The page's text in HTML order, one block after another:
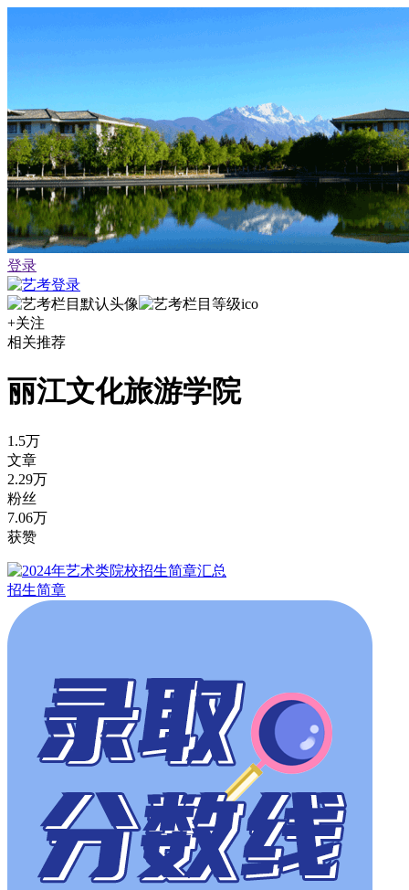
登录
+关注
相关推荐
丽江文化旅游学院
1.5万
文章
2.29万
粉丝
7.06万
获赞
招生简章